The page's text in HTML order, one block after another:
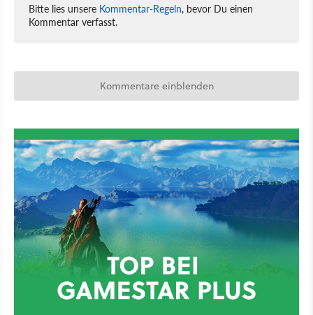
Bitte lies unsere Kommentar-Regeln, bevor Du einen
Kommentar verfasst.
Kommentare einblenden